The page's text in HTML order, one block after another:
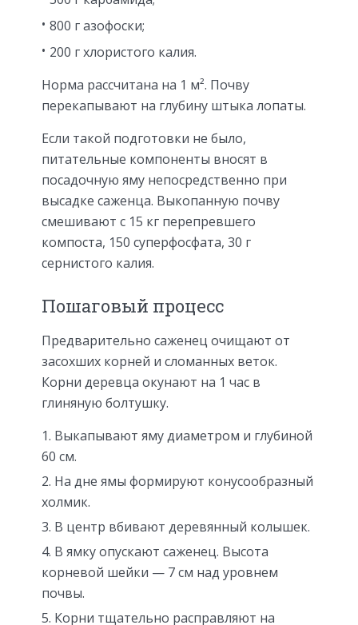
800 г азофоски;
200 г хлористого калия.
Норма рассчитана на 1 м². Почву
перекапывают на глубину штыка лопаты.
Если такой подготовки не было,
питательные компоненты вносят в
посадочную яму непосредственно при
высадке саженца. Выкопанную почву
смешивают с 15 кг перепревшего
компоста, 150 суперфосфата, 30 г
сернистого калия.
Пошаговый процесс
Предварительно саженец очищают от
засохших корней и сломанных веток.
Корни деревца окунают на 1 час в
глиняную болтушку.
Выкапывают яму диаметром и глубиной
60 см.
На дне ямы формируют конусообразный
холмик.
В центр вбивают деревянный колышек.
В ямку опускают саженец. Высота
корневой шейки — 7 см над уровнем
почвы.
Корни тщательно расправляют на